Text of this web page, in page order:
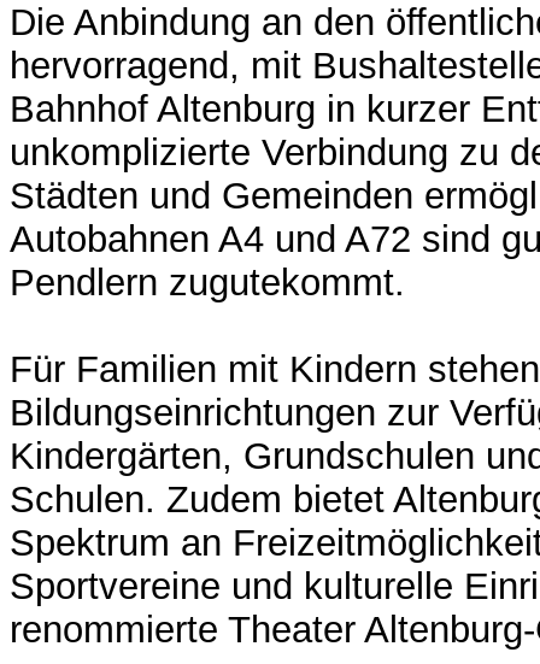
Die Anbindung an den
hervorragend, mit
Bahnhof Altenburg in kurzer
unkomplizierte Verbindung zu
Städten und Gemeinden
Autobahnen A4 und A72 sind
Pendlern zugutekommt.
Für Familien mit Kindern
Bildungseinrichtungen zur
Kindergärten, Grundschulen
Schulen. Zudem bietet
Spektrum an
Sportvereine und kulturelle
renommierte Theater